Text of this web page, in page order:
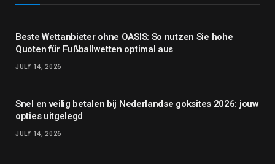
Beste Wettanbieter ohne OASIS: So nutzen Sie hohe
Quoten für Fußballwetten optimal aus
JULY 14, 2026
Snel en veilig betalen bij Nederlandse goksites 2026: jouw
opties uitgelegd
JULY 14, 2026